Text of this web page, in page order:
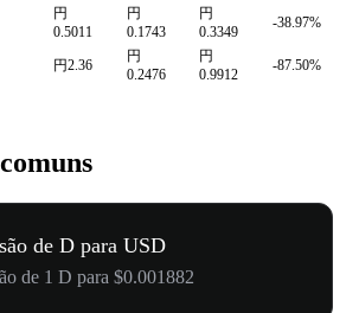
円
0.5011
円
0.1743
円
0.3349
-38.97%
円2.36
円
0.2476
円
0.9912
-87.50%
de D para USD
de 1 D para $0.001882